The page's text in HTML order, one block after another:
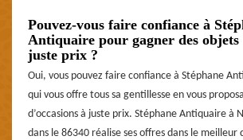
Pouvez-vous faire confiance à
Antiquaire pour gagner des objets
juste prix ?
Oui, vous pouvez faire confiance à Stéphane
qui vous offre tous sa gentillesse en vous
d’occasions à juste prix. Stéphane Antiquaire à
dans le 86340 réalise ses offres dans le meilleur